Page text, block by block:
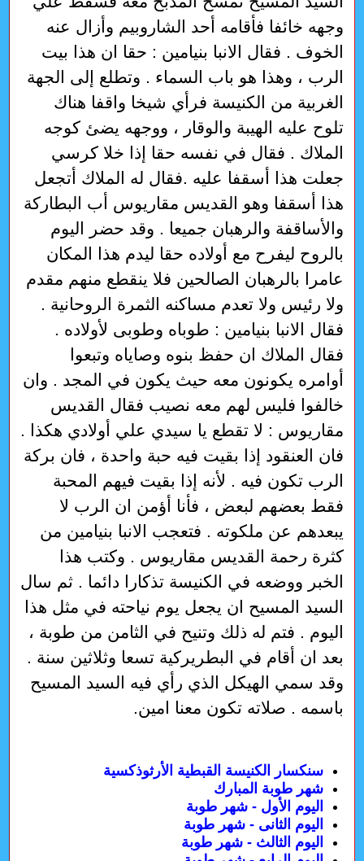
وجهه خائفا فأقامه أحد الشاروبيم وأزال عنه
الخوف . فقال الانبا بنيامين : حقا ان هذا بيت
الرب ، وهذا هو باب السماء . وتطلع إلى الجهة
الغربية من الكنيسة فرأي شيخا واقفا هناك
تلوح عليه الهيبة والوقار ، ووجهه يضئ كوجه
الملاك . فقال في نفسه حقا إذا خلا كرسي
جعلت هذا أسقفا عليه .فقال له الملاك أتجعل
هذا أسقفا وهو القديس مقاريوس أب البطاركة
والأساقفة والرهبان جميعا . وقد حضر اليوم
بالروح ليفرح مع أولاده حقا ليدم هذا المكان
عامرا بالرهبان الصالحين فلا ينقطع منهم مقدم
ولا رئيس ولا تعدم مساكنه الثمرة الروحانية .
فقال الانبا بنيامين : طوباه وطوبى لأولاده .
فقال الملاك ان حفظ بنوه وصاياه وتبعوا
أوامره يكونون معه حيث يكون في المجد . وان
خالفوا فليس لهم معه نصيب فقال القديس
مقاريوس : لا تقطع يا سيدي علي أولادي هكذا .
فان العنقود إذا بقيت فيه حبة واحدة ، فان بركة
الرب تكون فيه . لأنه إذا بقيت فيهم المحبة
فقط بعضهم لبعض ، فأنا أؤمن ان الرب لا
يبعدهم عن ملكوته . فتعجب الانبا بنيامين من
كثرة رحمة القديس مقاريوس . وكتب هذا
الخبر ووضعه في الكنيسة تذكارا دائما . ثم سال
السيد المسيح ان يجعل يوم نياحته في مثل هذا
اليوم . فتم له ذلك وتنيح في الثامن من طوبة ،
بعد ان أقام في البطريركية تسعا وثلاثين سنة .
وقد سمي الهيكل الذي رأي فيه السيد المسيح
باسمه . صلاته تكون معنا امين.
سنكسار الكنيسة القبطية الأرثوذكسية
شهر طوبة المبارك
اليوم الأول - شهر طوبة
اليوم الثانى - شهر طوبة
اليوم الثالث - شهر طوبة